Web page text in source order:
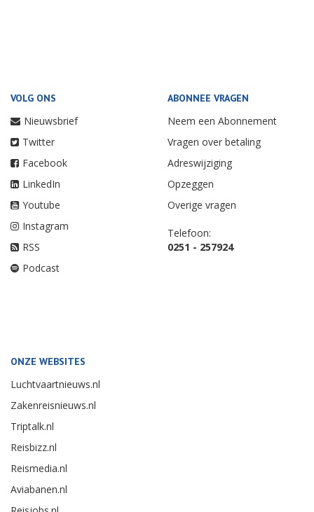
VOLG ONS
Nieuwsbrief
Twitter
Facebook
LinkedIn
Youtube
Instagram
RSS
Podcast
ABONNEE VRAGEN
Neem een Abonnement
Vragen over betaling
Adreswijziging
Opzeggen
Overige vragen
Telefoon:
0251 - 257924
ONZE WEBSITES
Luchtvaartnieuws.nl
Zakenreisnieuws.nl
Triptalk.nl
Reisbizz.nl
Reismedia.nl
Aviabanen.nl